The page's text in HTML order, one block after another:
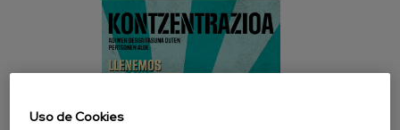
Uso de Cookies